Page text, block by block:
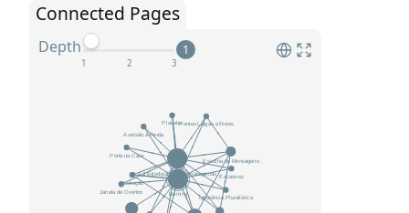
Connected Pages
Depth 1
Pontes Largas e Fortes
Compromisso Público
Porta na Cara
Mudança de Humor (Mood Change)
Placebo